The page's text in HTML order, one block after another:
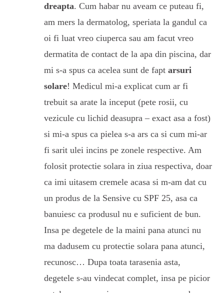
dreapta. Cum habar nu aveam ce puteau fi,
am mers la dermatolog, speriata la gandul ca
oi fi luat vreo ciuperca sau am facut vreo
dermatita de contact de la apa din piscina, dar
mi s-a spus ca acelea sunt de fapt arsuri
solare! Medicul mi-a explicat cum ar fi
trebuit sa arate la inceput (pete rosii, cu
vezicule cu lichid deasupra – exact asa a fost)
si mi-a spus ca pielea s-a ars ca si cum mi-ar
fi sarit ulei incins pe zonele respective. Am
folosit protectie solara in ziua respectiva, doar
ca imi uitasem cremele acasa si m-am dat cu
un produs de la Sensive cu SPF 25, asa ca
banuiesc ca produsul nu e suficient de bun.
Insa pe degetele de la maini pana atunci nu
ma dadusem cu protectie solara pana atunci,
recunosc… Dupa toata tarasenia asta,
degetele s-au vindecat complet, insa pe picior